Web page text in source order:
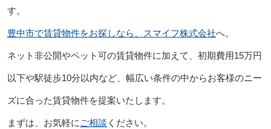
す。
豊中市で賃貸物件をお探しなら、スマイフ株式会社へ。
ネット非公開やペット可の賃貸物件に加えて、初期費用15万円
以下や駅徒歩10分以内など、幅広い条件の中からお客様のニー
ズに合った賃貸物件を提案いたします。
まずは、お気軽に ご相談 ください。